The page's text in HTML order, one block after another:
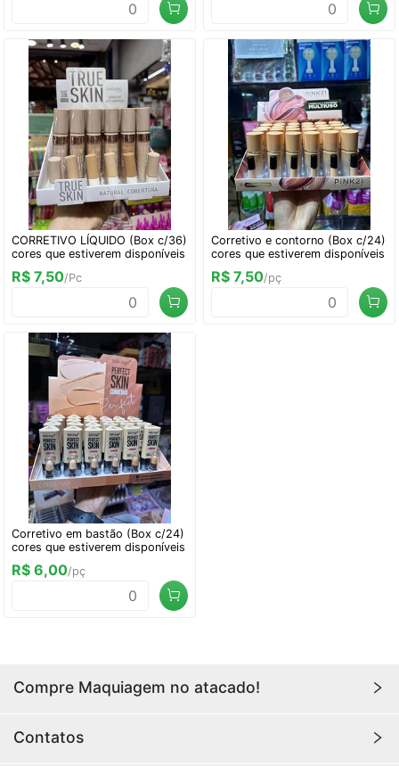
CORRETIVO LÍQUIDO (Box c/36)
cores que estiverem disponíveis
R$ 7,50/Pc
Corretivo e contorno (Box c/24)
cores que estiverem disponíveis
R$ 7,50/pç
Corretivo em bastão (Box c/24)
cores que estiverem disponíveis
R$ 6,00/pç
Compre Maquiagem no atacado!
com os melhores preços. Acesse a loja da
Contatos